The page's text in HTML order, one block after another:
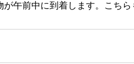
午前中に到着します。こちら